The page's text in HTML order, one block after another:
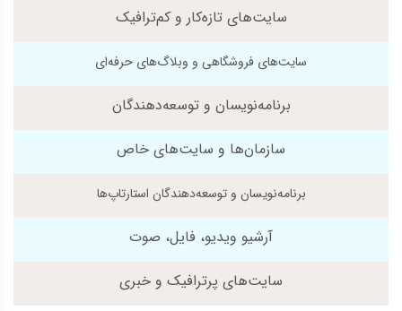
سایت‌های تازه‌کار و کم‌ترافیک
سایت‌های فروشگاهی و وبلاگ‌های حرفه‌ای
برنامه‌نویسان و توسعه‌دهندگان
سازمان‌ها و سایت‌های خاص
برنامه‌نویسان و توسعه‌دهندگان استارتاپ‌ها
آرشیو ویدیو، فایل، صوت
سایت‌های پرترافیک و خبری